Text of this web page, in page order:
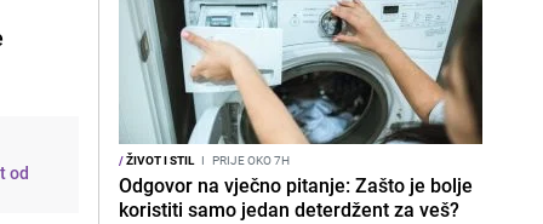
od
/ŽIVOT I STIL I PRIJE OKO 7H
Odgovor na vječno pitanje: Zašto je bolje
koristiti samo jedan deterdžent za veš?